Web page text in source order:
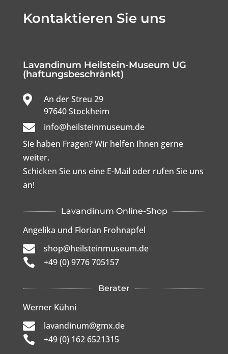
Kontaktieren Sie uns
Lavandinum Heilstein-Museum UG
(haftungsbeschränkt)
 An der Streu 29
97640 Stockheim

info@heilsteinmuseum.de
Sie haben Fragen? Wir helfen Ihnen gerne
weiter.
Schicken Sie uns eine E-Mail oder rufen Sie uns
an!
Lavandinum Online-Shop
Angelika und Florian Frohnapfel
 shop@heilsteinmuseum.de
 +49 (0) 9776 705157
Berater
Werner Kühni
 lavandinum@gmx.de
 +49 (0) 162 6521315